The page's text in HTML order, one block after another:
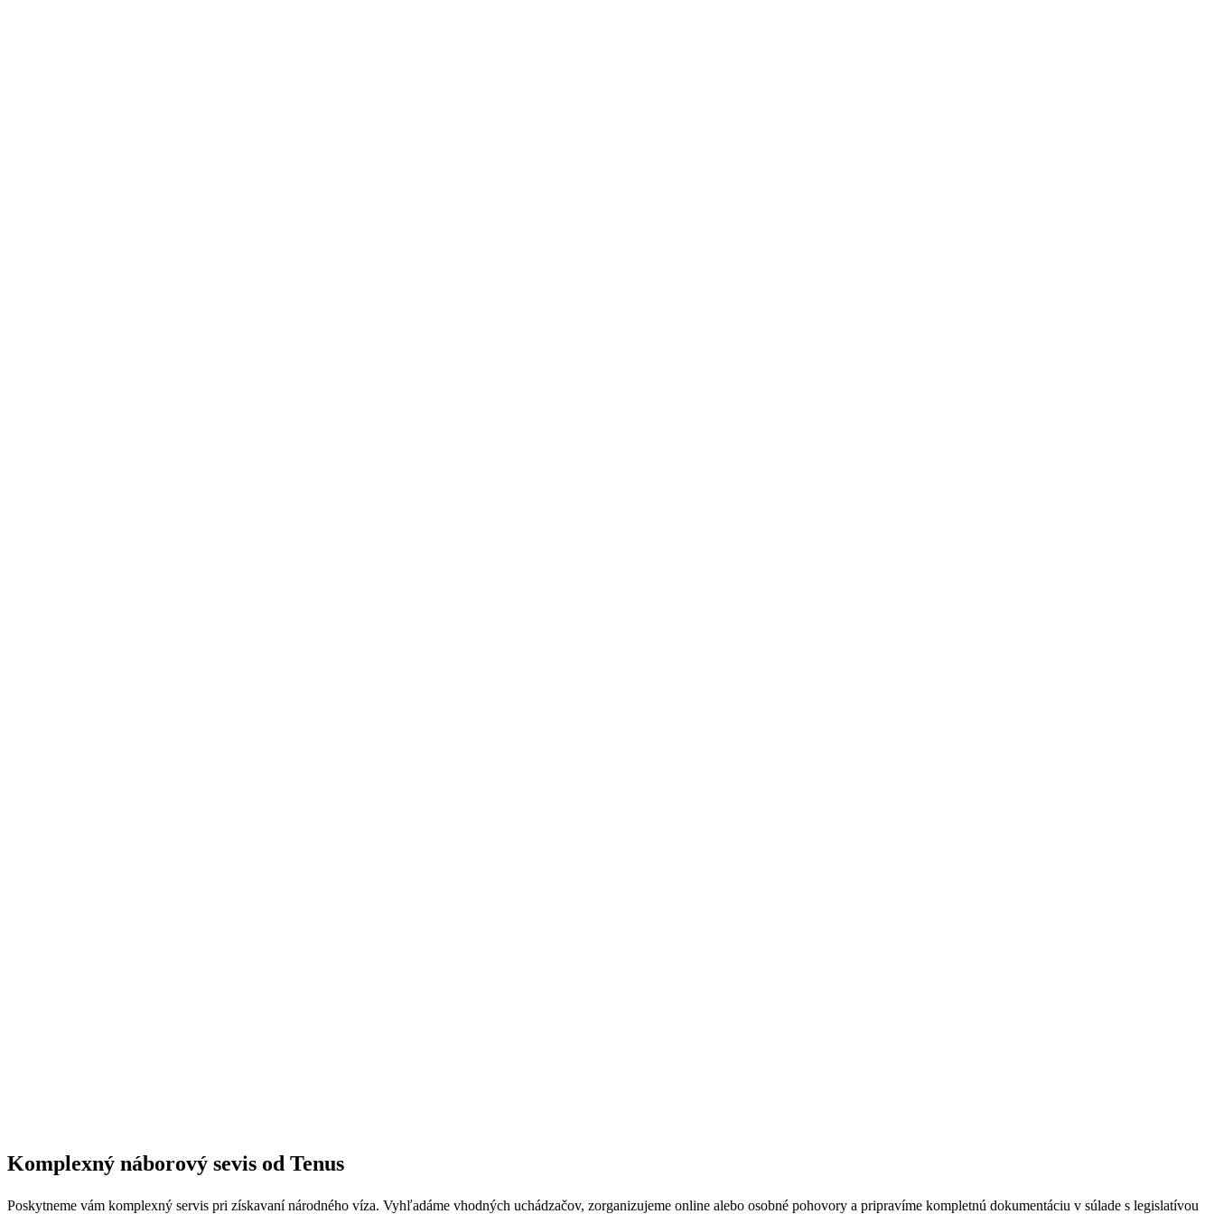
Komplexný náborový sevis od Tenus
Poskytneme vám komplexný servis pri získavaní národného víza. Vyhľadáme vhodných uchádzačov, zorganizujeme online alebo osobné pohovory a pripravíme kompletnú dokumentáciu v súlade s legislatívou